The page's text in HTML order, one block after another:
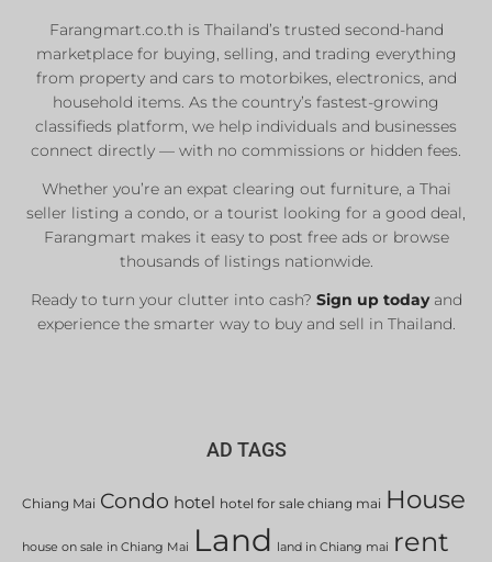
Farangmart.co.th is Thailand’s trusted second-hand
marketplace for buying, selling, and trading everything
from property and cars to motorbikes, electronics, and
household items. As the country’s fastest-growing
classifieds platform, we help individuals and businesses
connect directly — with no commissions or hidden fees.
Whether you’re an expat clearing out furniture, a Thai
seller listing a condo, or a tourist looking for a good deal,
Farangmart makes it easy to post free ads or browse
thousands of listings nationwide.
Ready to turn your clutter into cash? Sign up todayand
experience the smarter way to buy and sell in Thailand.
AD TAGS
Chiang Mai Condo hotel hotel for sale chiang mai House
house on sale in Chiang Mai Land land in Chiang mai rent